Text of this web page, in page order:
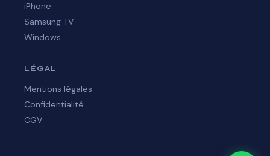
iPhone
Samsung TV
Windows
LÉGAL
Mentions légales
Confidentialité
CGV